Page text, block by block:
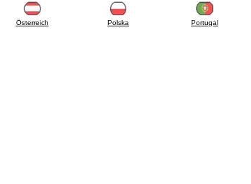
Österreich Polska Portugal